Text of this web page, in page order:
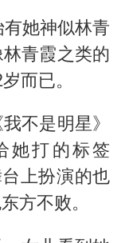
她神似林青
青霞之类的
而已。
不是明星》
她打的标签
上扮演的也
方不败。